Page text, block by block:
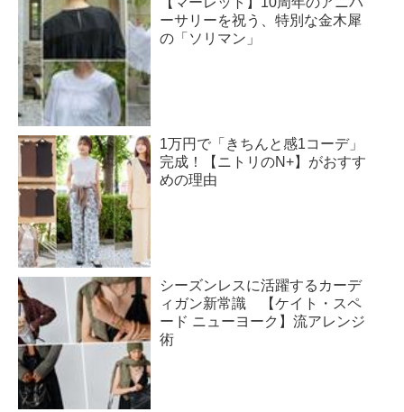
ーサリーを祝う、特別な金木犀
の「ソリマン」
1万円で「きちんと感1コーデ」
完成！【ニトリのN+】がおすす
めの理由
シーズンレスに活躍するカーデ
ィガン新常識 【ケイト・スペ
ード ニューヨーク】流アレンジ
術